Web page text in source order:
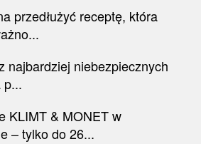
przedłużyć receptę, która
najbardziej niebezpiecznych
p...
KLIMT & MONET w
– tylko do 26...